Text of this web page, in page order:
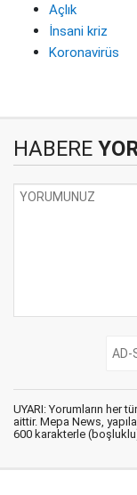
Açlık
İnsani kriz
Koronavirüs
HABERE
UYARI: Yorumların her
aittir. Mepa News,
600 karakterle (boşluklu)